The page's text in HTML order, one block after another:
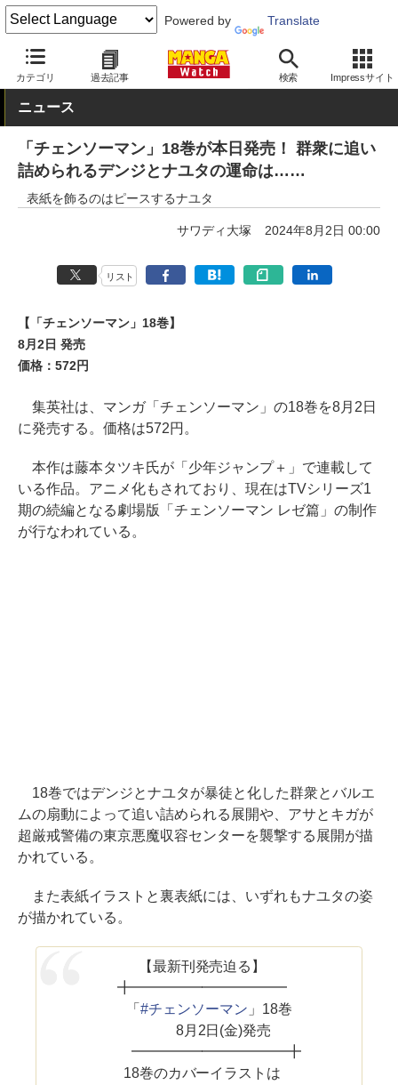
Powered by Translate
カテゴリ 過去記事 検索 Impressサイト
MANGA Watch 少年 チェンソーマン
ニュース
「チェンソーマン」18巻が本日発売！ 群衆に追い
詰められるデンジとナユタの運命は……
表紙を飾るのはピースするナユタ
サワディ大塚 2024年8月2日 00:00
リスト
【「チェンソーマン」18巻】
8月2日 発売
価格：572円
集英社は、マンガ「チェンソーマン」の18巻を8月2日
に発売する。価格は572円。
本作は藤本タツキ氏が「少年ジャンプ＋」で連載して
いる作品。アニメ化もされており、現在はTVシリーズ1
期の続編となる劇場版「チェンソーマン レゼ篇」の制作
が行なわれている。
18巻ではデンジとナユタが暴徒と化した群衆とバルエ
ムの扇動によって追い詰められる展開や、アサとキガが
超厳戒警備の東京悪魔収容センターを襲撃する展開が描
かれている。
また表紙イラストと裏表紙には、いずれもナユタの姿
が描かれている。
【最新刊発売迫る】
╋━━━━━━━━━━━
「#チェンソーマン 」18巻
8月2日(金)発売
━━━━━━━━━━━╋
18巻のカバーイラストは